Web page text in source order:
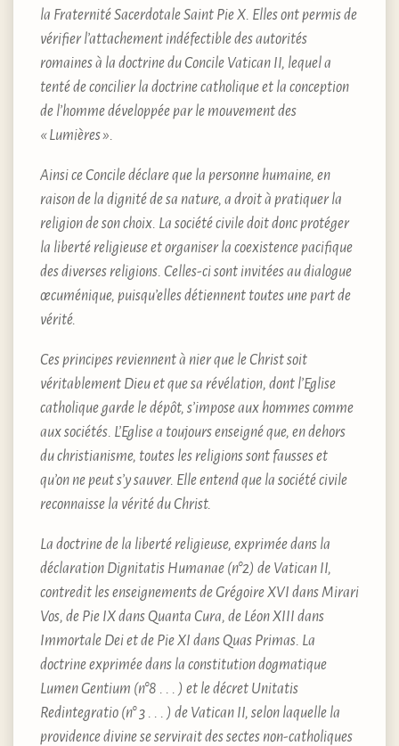
la Fraternité Sacerdotale Saint Pie X. Elles ont permis de
vérifier l’attachement indéfectible des autorités
romaines à la doctrine du Concile Vatican II, lequel a
tenté de concilier la doctrine catholique et la conception
de l’homme développée par le mouvement des
« Lumières ».
Ainsi ce Concile déclare que la personne humaine, en
raison de la dignité de sa nature, a droit à pratiquer la
religion de son choix. La société civile doit donc protéger
la liberté religieuse et organiser la coexistence pacifique
des diverses religions. Celles-ci sont invitées au dialogue
œcuménique, puisqu’elles détiennent toutes une part de
vérité.
Ces principes reviennent à nier que le Christ soit
véritablement Dieu et que sa révélation, dont l’Eglise
catholique garde le dépôt, s’impose aux hommes comme
aux sociétés. L’Eglise a toujours enseigné que, en dehors
du christianisme, toutes les religions sont fausses et
qu’on ne peut s’y sauver. Elle entend que la société civile
reconnaisse la vérité du Christ.
La doctrine de la liberté religieuse, exprimée dans la
déclaration Dignitatis Humanae (n°2) de Vatican II,
contredit les enseignements de Grégoire XVI dans Mirari
Vos, de Pie IX dans Quanta Cura, de Léon XIII dans
Immortale Dei et de Pie XI dans Quas Primas. La
doctrine exprimée dans la constitution dogmatique
Lumen Gentium (n°8 . . . ) et le décret Unitatis
Redintegratio (n° 3 . . . ) de Vatican II, selon laquelle la
providence divine se servirait des sectes non-catholiques